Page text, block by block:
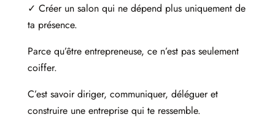
✓ Créer un salon qui ne dépend plus uniquement de
ta présence.
Parce qu’être entrepreneuse, ce n’est pas seulement
coiffer.
C’est savoir diriger, communiquer, déléguer et
construire une entreprise qui te ressemble.